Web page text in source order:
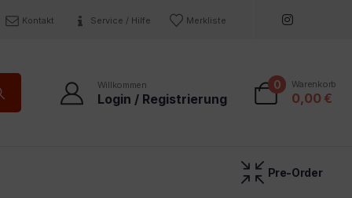
Kontakt Service / Hilfe Merkliste
Willkommen
Login / Registrierung
0 Warenkorb
0,00 €
Pre-Order